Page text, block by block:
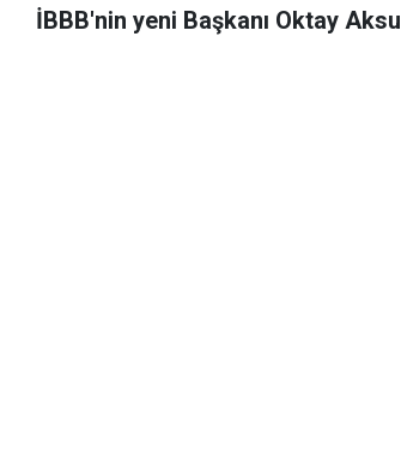
İBBB'nin yeni Başkanı Oktay Aksu